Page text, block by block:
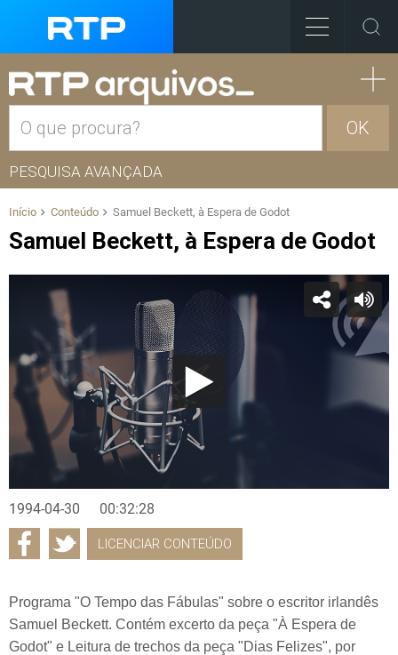
OK
PESQUISA AVANÇADA
Início Conteúdo Samuel Beckett, à Espera de Godot
Samuel Beckett, à Espera de Godot
1994-04-30 00:32:28
LICENCIAR CONTEÚDO
Programa "O Tempo das Fábulas" sobre o escritor irlandês
Samuel Beckett. Contém excerto da peça "À Espera de
Godot" e Leitura de trechos da peça "Dias Felizes", por